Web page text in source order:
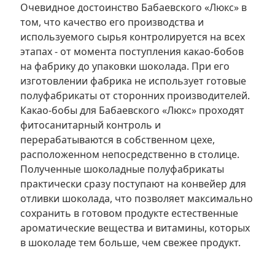
Очевидное достоинство Бабаевского «Люкс» в
том, что качество его производства и
используемого сырья контролируется на всех
этапах - от момента поступления какао-бобов
на фабрику до упаковки шоколада. При его
изготовлении фабрика не использует готовые
полуфабрикаты от сторонних производителей.
Какао-бобы для Бабаевского «Люкс» проходят
фитосанитарный контроль и
перерабатываются в собственном цехе,
расположенном непосредственно в столице.
Полученные шоколадные полуфабрикаты
практически сразу поступают на конвейер для
отливки шоколада, что позволяет максимально
сохранить в готовом продукте естественные
ароматические вещества и витамины, которых
в шоколаде тем больше, чем свежее продукт.